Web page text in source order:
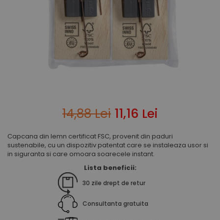
Scule si echipamente trimaj
Management vaci
Racire lapte
Silozuri stocare lapte
Sanatate si confort vaci
Fertilitate si reproductie vaci
Identificare si marcare vaci
14,88 Lei 11,16 Lei
Capcana din lemn certificat FSC, provenit din paduri
sustenabile, cu un dispozitiv patentat care se instaleaza usor si
in siguranta si care omoara soarecele instant.
Lista beneficii:
30 zile drept de retur
Consultanta gratuita